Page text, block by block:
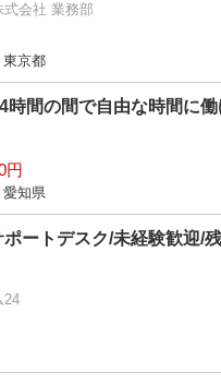
会社 業務部
京都
時間の間で自由な時間に働
円
知県
ートデスク/未経験歓迎/
24